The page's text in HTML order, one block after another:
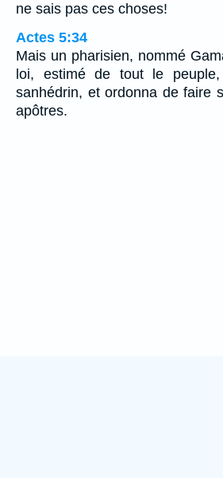
ne sais pas ces choses!
Actes 5:34
Mais un pharisien, nommé
loi, estimé de tout le
sanhédrin, et ordonna de faire
apôtres.